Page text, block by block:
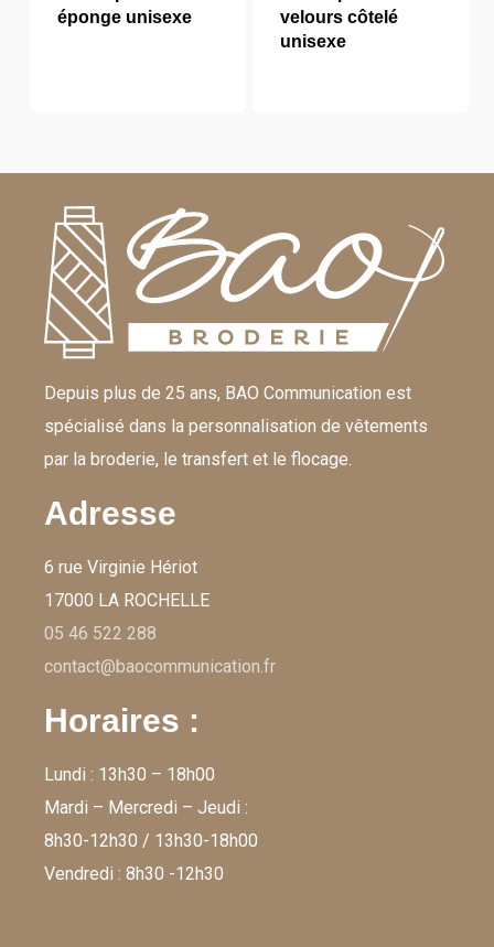
éponge unisexe
velours côtelé
unisexe
Depuis plus de 25 ans, BAO Communication est
spécialisé dans la personnalisation de vêtements
par la broderie, le transfert et le flocage.
Adresse
6 rue Virginie Hériot
17000 LA ROCHELLE
05 46 522 288
contact@baocommunication.fr
Horaires :
Lundi : 13h30 – 18h00
Mardi – Mercredi – Jeudi :
8h30-12h30 / 13h30-18h00
Vendredi : 8h30 -12h30